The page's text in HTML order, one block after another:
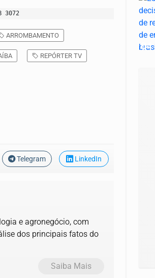
3072
ARROMBAMENTO
REPÓRTER TV
Telegram LinkedIn
e agronegócio, com
dos principais fatos do
Saiba Mais
04